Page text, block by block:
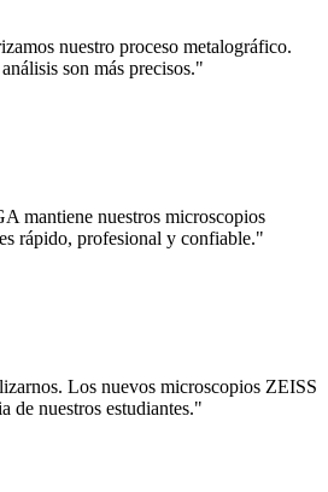
nuestro proceso metalográfico.
son más precisos."
mantiene nuestros microscopios
rápido, profesional y confiable."
Los nuevos microscopios ZEISS
de nuestros estudiantes."